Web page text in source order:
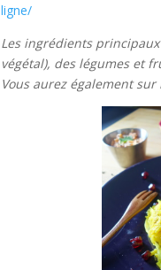
ligne/
Les ingrédients
végétal), des légumes et
Vous aurez également